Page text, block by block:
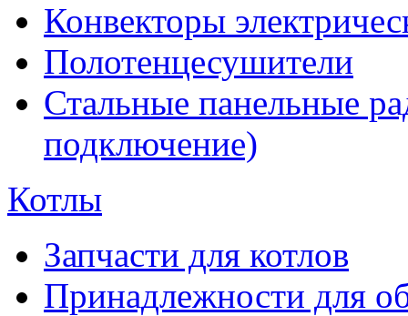
Конвекторы
Полотенцесушители
Стальные панельные
подключение)
Котлы
Запчасти для котлов
Принадлежности для